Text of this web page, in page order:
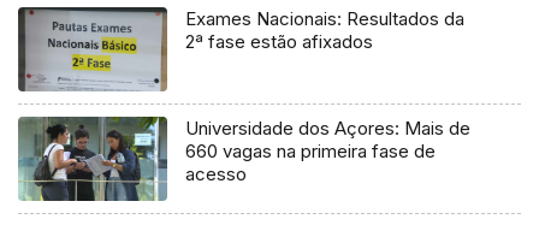
Exames Nacionais: Resultados da
2ª fase estão afixados
Universidade dos Açores: Mais de
660 vagas na primeira fase de
acesso